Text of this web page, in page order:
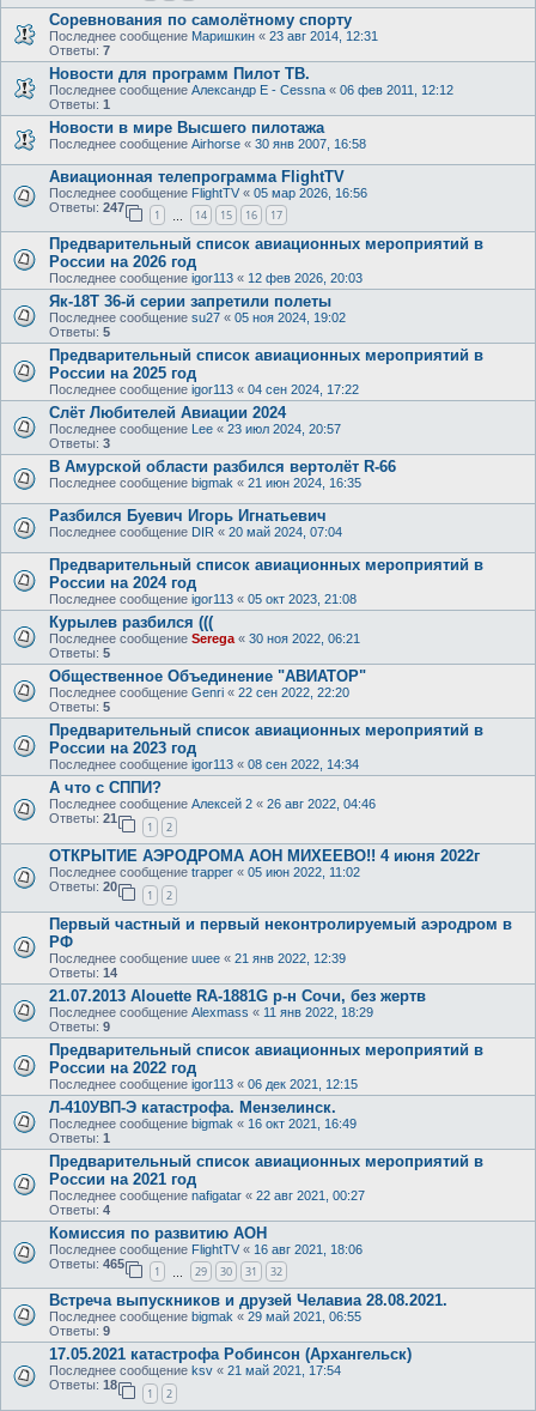
Соревнования по самолётному спорту
Последнее сообщение Маришкин « 23 авг 2014, 12:31
Ответы: 7
Новости для программ Пилот ТВ.
Последнее сообщение Александр E - Cessna « 06 фев 2011, 12:12
Ответы: 1
Новости в мире Высшего пилотажа
Последнее сообщение Airhorse « 30 янв 2007, 16:58
Авиационная телепрограмма FlightTV
Последнее сообщение FlightTV « 05 мар 2026, 16:56
Ответы: 247
1 14 15 16 17
Предварительный список авиационных мероприятий в
России на 2026 год
Последнее сообщение igor113 « 12 фев 2026, 20:03
Як-18Т 36-й серии запретили полеты
Последнее сообщение su27 « 05 ноя 2024, 19:02
Ответы: 5
Предварительный список авиационных мероприятий в
России на 2025 год
Последнее сообщение igor113 « 04 сен 2024, 17:22
Слёт Любителей Авиации 2024
Последнее сообщение Lee « 23 июл 2024, 20:57
Ответы: 3
В Амурской области разбился вертолёт R-66
Последнее сообщение bigmak « 21 июн 2024, 16:35
Разбился Буевич Игорь Игнатьевич
Последнее сообщение DIR « 20 май 2024, 07:04
Предварительный список авиационных мероприятий в
России на 2024 год
Последнее сообщение igor113 « 05 окт 2023, 21:08
Курылев разбился (((
Последнее сообщение Serega« 30 ноя 2022, 06:21
Ответы: 5
Общественное Объединение "АВИАТОР"
Последнее сообщение Genri « 22 сен 2022, 22:20
Ответы: 5
Предварительный список авиационных мероприятий в
России на 2023 год
Последнее сообщение igor113 « 08 сен 2022, 14:34
А что с СППИ?
Последнее сообщение Алексей 2 « 26 авг 2022, 04:46
Ответы: 21
1 2
ОТКРЫТИЕ АЭРОДРОМА АОН МИХЕЕВО!! 4 июня 2022г
Последнее сообщение trapper « 05 июн 2022, 11:02
Ответы: 20
1 2
Первый частный и первый неконтролируемый аэродром в
РФ
Последнее сообщение uuee « 21 янв 2022, 12:39
Ответы: 14
21.07.2013 Alouette RA-1881G р-н Сочи, без жертв
Последнее сообщение Alexmass « 11 янв 2022, 18:29
Ответы: 9
Предварительный список авиационных мероприятий в
России на 2022 год
Последнее сообщение igor113 « 06 дек 2021, 12:15
Л-410УВП-Э катастрофа. Мензелинск.
Последнее сообщение bigmak « 16 окт 2021, 16:49
Ответы: 1
Предварительный список авиационных мероприятий в
России на 2021 год
Последнее сообщение nafigatar « 22 авг 2021, 00:27
Ответы: 4
Комиссия по развитию АОН
Последнее сообщение FlightTV « 16 авг 2021, 18:06
Ответы: 465
1 29 30 31 32
Встреча выпускников и друзей Челавиа 28.08.2021.
Последнее сообщение bigmak « 29 май 2021, 06:55
Ответы: 9
17.05.2021 катастрофа Робинсон (Архангельск)
Последнее сообщение ksv « 21 май 2021, 17:54
Ответы: 18
1 2